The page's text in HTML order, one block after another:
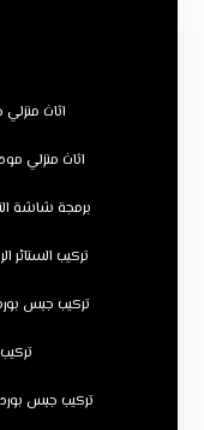
اثاث
اثاث منزلي
برمجة شاشة
تركيب الستائر
تركيب جبس
تركيب جبس